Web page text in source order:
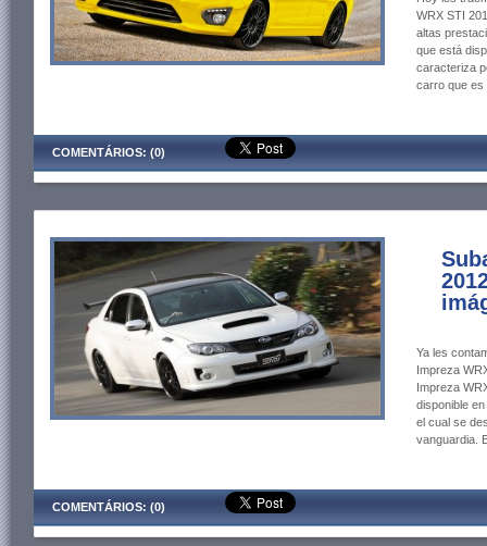
WRX STI
altas
que está
caracteriza
carro que
COMENTÁRIOS: (0)
Ya les
Impreza
Impreza
disponible
el cual se
vanguardia.
COMENTÁRIOS: (0)